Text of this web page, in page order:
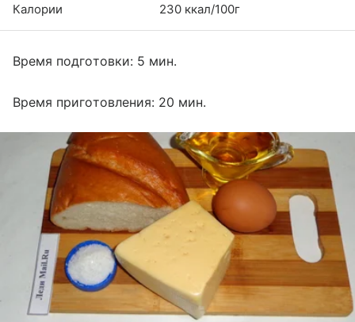
Калории 230 ккал/100г
Время подготовки: 5 мин.
Время приготовления: 20 мин.